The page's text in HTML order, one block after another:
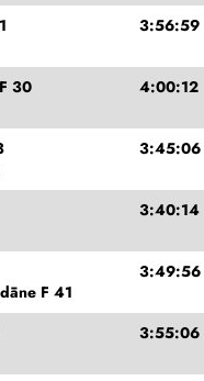
3:56:59
30
4:00:12
3:45:06
3:40:14
F 41
3:49:56
3:55:06